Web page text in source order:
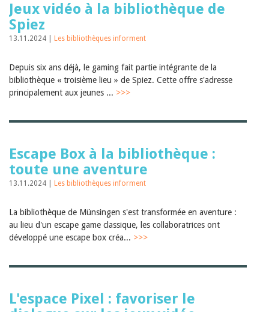
Jeux vidéo à la bibliothèque de
Spiez
13.11.2024 | Les bibliothèques informent
Depuis six ans déjà, le gaming fait partie intégrante de la
bibliothèque « troisième lieu » de Spiez. Cette offre s'adresse
principalement aux jeunes ... >>>
Escape Box à la bibliothèque :
toute une aventure
13.11.2024 | Les bibliothèques informent
La bibliothèque de Münsingen s'est transformée en aventure :
au lieu d'un escape game classique, les collaboratrices ont
développé une escape box créa... >>>
L'espace Pixel : favoriser le